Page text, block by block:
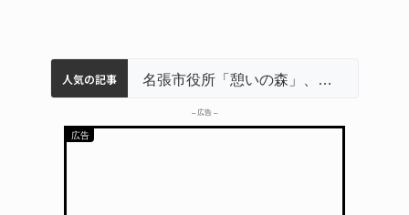
人気の記事
中学校の陶壁モニュメント 地元建設会社がボランティアで清掃 伊賀
名張市立病院のDMAT、熊本地震の被災地へ 能登以来3回目の派遣
【インターハイ⑨】ソフトテニス ミス減らし上位狙う 近大高専
リレーで東海中学総体へ 伊賀・名張 名張市役所「憩いの森」、市民団体が管理・活用へ 公募型事業で初採択
– 広告 –